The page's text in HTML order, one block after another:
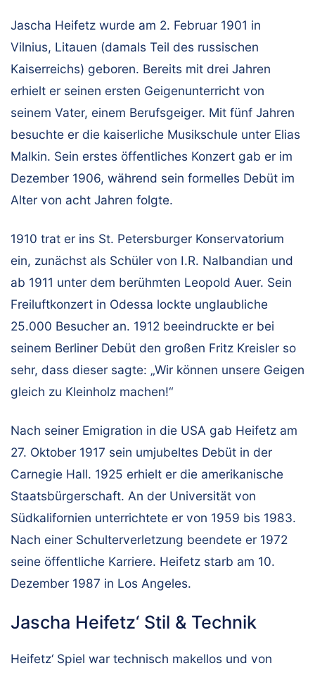
Jascha Heifetz wurde am 2. Februar 1901 in
Vilnius, Litauen (damals Teil des russischen
Kaiserreichs) geboren. Bereits mit drei Jahren
erhielt er seinen ersten Geigenunterricht von
seinem Vater, einem Berufsgeiger. Mit fünf Jahren
besuchte er die kaiserliche Musikschule unter Elias
Malkin. Sein erstes öffentliches Konzert gab er im
Dezember 1906, während sein formelles Debüt im
Alter von acht Jahren folgte.
1910 trat er ins St. Petersburger Konservatorium
ein, zunächst als Schüler von I.R. Nalbandian und
ab 1911 unter dem berühmten Leopold Auer. Sein
Freiluftkonzert in Odessa lockte unglaubliche
25.000 Besucher an. 1912 beeindruckte er bei
seinem Berliner Debüt den großen Fritz Kreisler so
sehr, dass dieser sagte: „Wir können unsere Geigen
gleich zu Kleinholz machen!“
Nach seiner Emigration in die USA gab Heifetz am
27. Oktober 1917 sein umjubeltes Debüt in der
Carnegie Hall. 1925 erhielt er die amerikanische
Staatsbürgerschaft. An der Universität von
Südkalifornien unterrichtete er von 1959 bis 1983.
Nach einer Schulterverletzung beendete er 1972
seine öffentliche Karriere. Heifetz starb am 10.
Dezember 1987 in Los Angeles.
Jascha Heifetz‘ Stil & Technik
Heifetz‘ Spiel war technisch makellos und von